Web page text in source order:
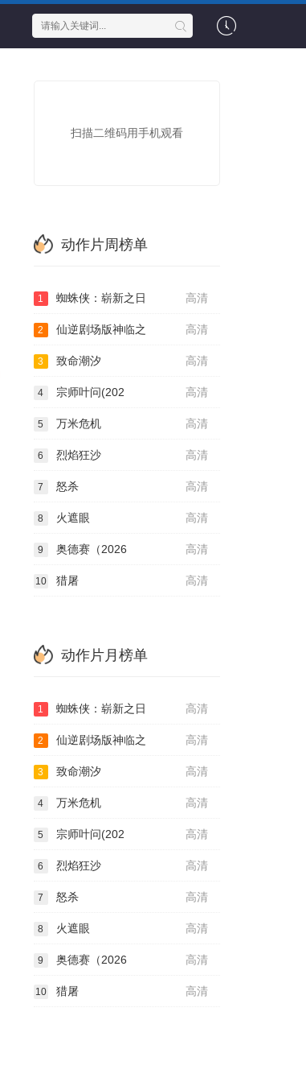
扫描二维码用手机观看
动作片周榜单
高清
1 蜘蛛侠：崭新之日
高清
2 仙逆剧场版神临之
高清
3 致命潮汐
高清
4 宗师叶问(202
高清
5 万米危机
高清
6 烈焰狂沙
高清
7 怒杀
高清
8 火遮眼
高清
9 奥德赛（2026
高清
10 猎屠
动作片月榜单
高清
1 蜘蛛侠：崭新之日
高清
2 仙逆剧场版神临之
高清
3 致命潮汐
高清
4 万米危机
高清
5 宗师叶问(202
高清
6 烈焰狂沙
高清
7 怒杀
高清
8 火遮眼
高清
9 奥德赛（2026
高清
10 猎屠